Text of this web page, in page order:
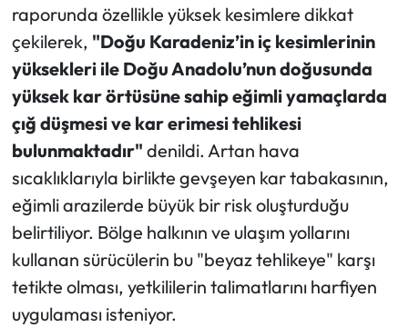
raporunda özellikle yüksek kesimlere dikkat
çekilerek, "Doğu Karadeniz’in iç kesimlerinin
yüksekleri ile Doğu Anadolu’nun doğusunda
yüksek kar örtüsüne sahip eğimli yamaçlarda
çığ düşmesi ve kar erimesi tehlikesi
bulunmaktadır" denildi. Artan hava
sıcaklıklarıyla birlikte gevşeyen kar tabakasının,
eğimli arazilerde büyük bir risk oluşturduğu
belirtiliyor. Bölge halkının ve ulaşım yollarını
kullanan sürücülerin bu "beyaz tehlikeye" karşı
tetikte olması, yetkililerin talimatlarını harfiyen
uygulaması isteniyor.